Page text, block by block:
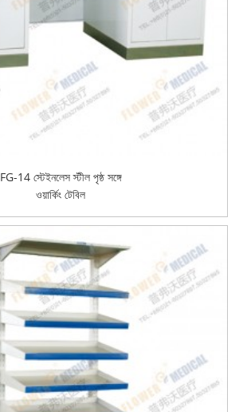
FG-14 স্টেইনলেস স্টীল পৃষ্ঠ সঙ্গে
ওয়ার্কিং টেবিল